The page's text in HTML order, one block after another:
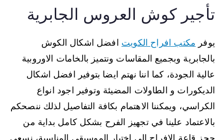
تأجير كوش العروس الجابرية
يوفر مكتب افراح الكويت افضل اشكال الكوش
بالجابرية وبجميع المقاسات ونتميز بالخامات الاوروبية
عالية الجودة، كما اننا نهتم ايضا بتوفير افضل اشكال
الديكورات و الطاولات المضيئة وتوفير اجود انواع
الكراسي، ويمكننا الاهتمام بكافة التفاصيل لذلك ننصحكم
بالاعتماد علينا في تجهيز الفرح بشكل كامل بداية من
حجز قاعة الافراح الى اختيار الموسيقى المناسبة، نسعى